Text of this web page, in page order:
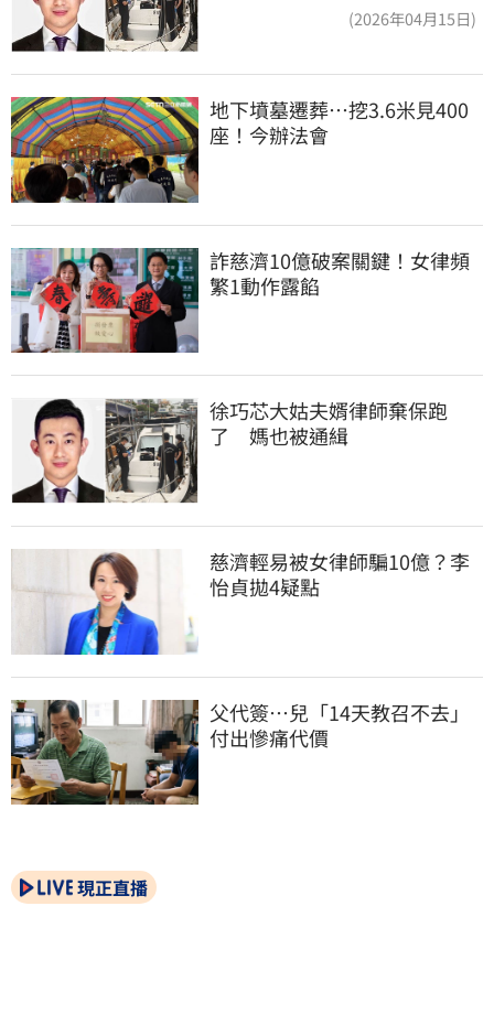
(2026年04月15日)
地下墳墓遷葬…挖3.6米見400
座！今辦法會
詐慈濟10億破案關鍵！女律頻
繁1動作露餡
徐巧芯大姑夫婿律師棄保跑
了　媽也被通緝
慈濟輕易被女律師騙10億？李
怡貞拋4疑點
父代簽…兒「14天教召不去」
付出慘痛代價
現正直播